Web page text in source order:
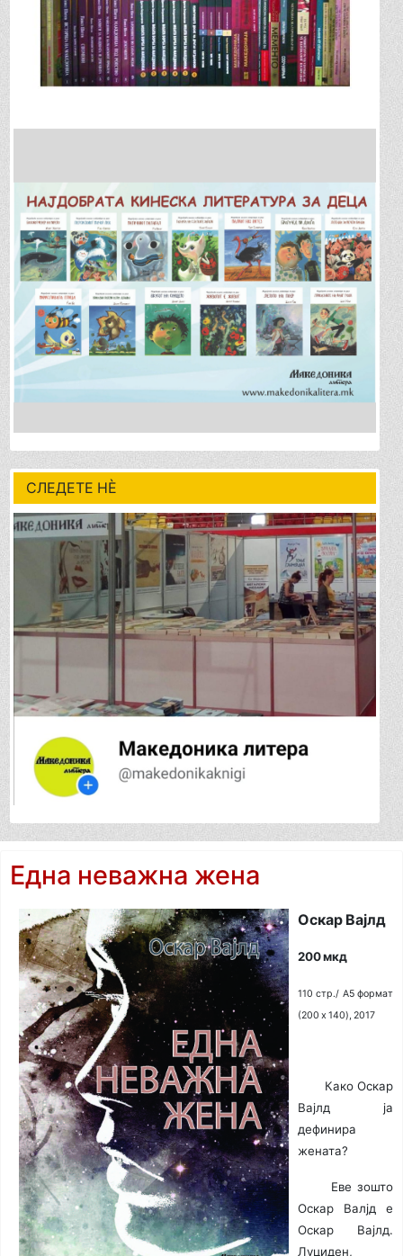
СЛЕДЕТЕ НÈ
Една неважна жена
Оскар Вајлд
200 мкд
110 стр./ A5 формат
(200 x 140), 2017
Како Оскар
Вајлд ја
дефинира
жената?
Еве зошто
Оскар Валјд е
Оскар Вајлд.
Луциден,